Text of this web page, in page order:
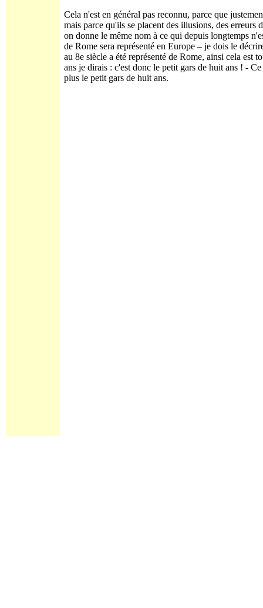
Cela n'est en général pas reconnu, parce que
mais parce qu'ils se placent des illusions, des
on donne le même nom à ce qui depuis longtemps
de Rome sera représenté en Europe – je dois le
au 8e siècle a été représenté de Rome, ainsi cela est
ans je dirais : c'est donc le petit gars de huit ans ! -
plus le petit gars de huit ans.